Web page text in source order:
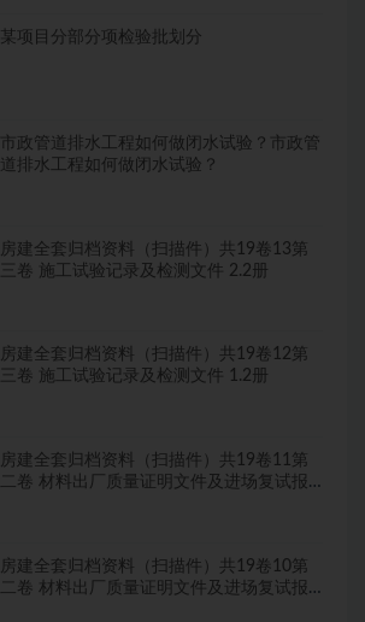
某项目分部分项检验批划分
市政管道排水工程如何做闭水试验？市政管
道排水工程如何做闭水试验？
房建全套归档资料（扫描件）共19卷13第
三卷 施工试验记录及检测文件 2.2册
房建全套归档资料（扫描件）共19卷12第
三卷 施工试验记录及检测文件 1.2册
房建全套归档资料（扫描件）共19卷11第
二卷 材料出厂质量证明文件及进场复试报
房建全套归档资料（扫描件）共19卷10第
二卷 材料出厂质量证明文件及进场复试报